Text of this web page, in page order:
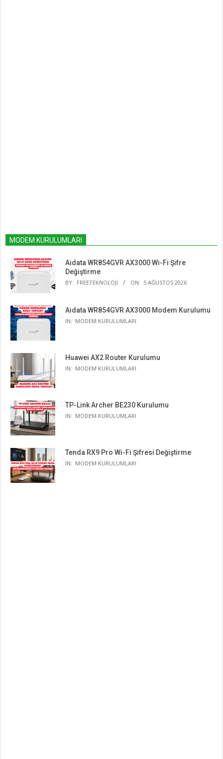
MODEM KURULUMLARI
Aidata WR854GVR AX3000 Wi-Fi Şifre
Değiştirme
BY: FREETEKNOLOJI ON: 5 AĞUSTOS 2026
Aidata WR854GVR AX3000 Modem Kurulumu
IN: MODEM KURULUMLARI
Huawei AX2 Router Kurulumu
IN: MODEM KURULUMLARI
TP-Link Archer BE230 Kurulumu
IN: MODEM KURULUMLARI
Tenda RX9 Pro Wi-Fi Şifresi Değiştirme
IN: MODEM KURULUMLARI